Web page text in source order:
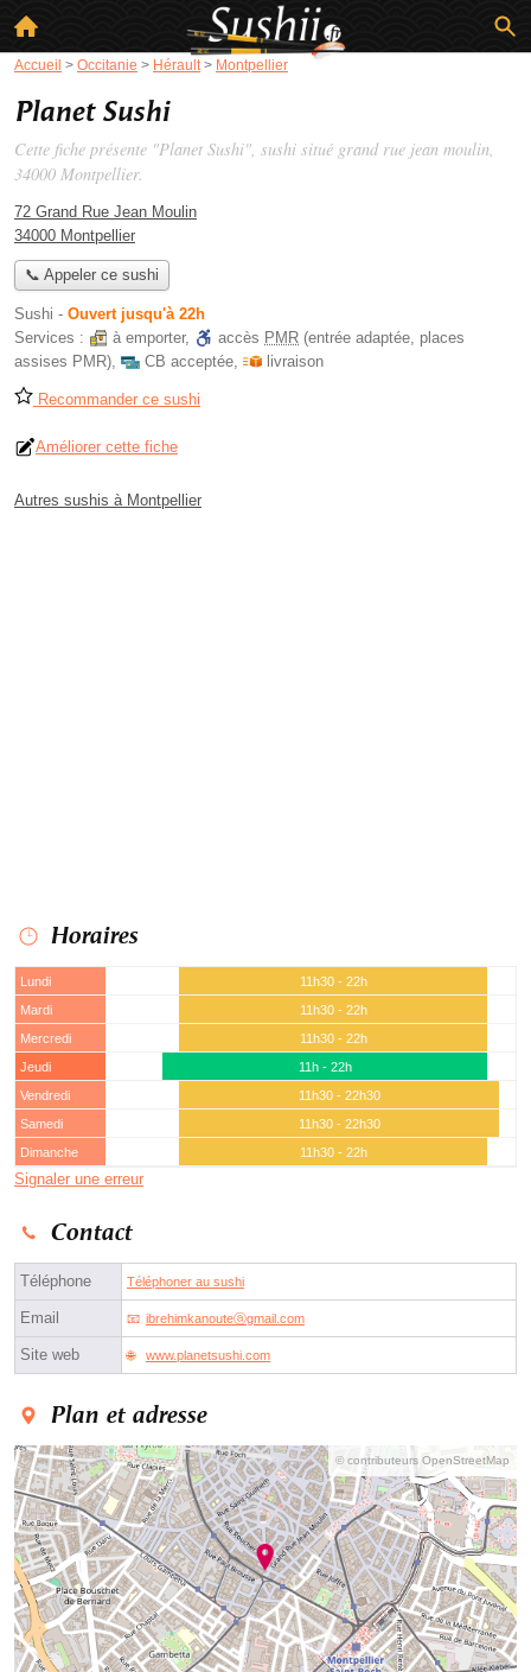
Accueil > Occitanie > Hérault > Montpellier
Planet Sushi
Cette fiche présente "Planet Sushi", sushi situé grand rue jean moulin,
34000 Montpellier.
72 Grand Rue Jean Moulin
34000 Montpellier
📞 Appeler ce sushi
Sushi - Ouvert jusqu'à 22h
Services :
à emporter, accès PMR (entrée adaptée, places
assises PMR), CB acceptée, livraison
Recommander ce sushi
Améliorer cette fiche
Autres sushis à Montpellier
Horaires
Lundi
11h30 - 22h
Mardi
11h30 - 22h
Mercredi
11h30 - 22h
Jeudi
11h - 22h
Vendredi
11h30 - 22h30
Samedi
11h30 - 22h30
Dimanche
11h30 - 22h
Signaler une erreur
Contact
Téléphone Téléphoner au sushi
Email ibrehimkanouteⓐgmail.com
Site web www.planetsushi.com
Plan et adresse
© contributeurs OpenStreetMap